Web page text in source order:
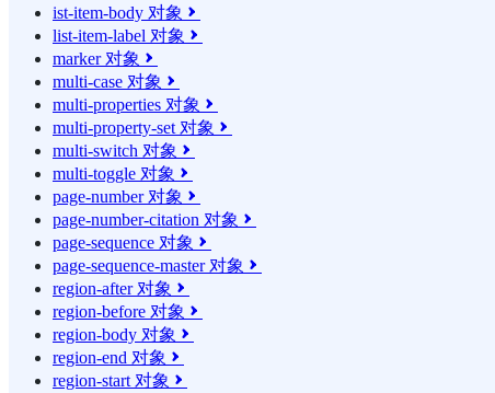
ist-item-body 对象 
list-item-label 对象 
marker 对象 
multi-case 对象 
multi-properties 对象 
multi-property-set 对象 
multi-switch 对象 
multi-toggle 对象 
page-number 对象 
page-number-citation 对象 
page-sequence 对象 
page-sequence-master 对象 
region-after 对象 
region-before 对象 
region-body 对象 
region-end 对象 
region-start 对象 